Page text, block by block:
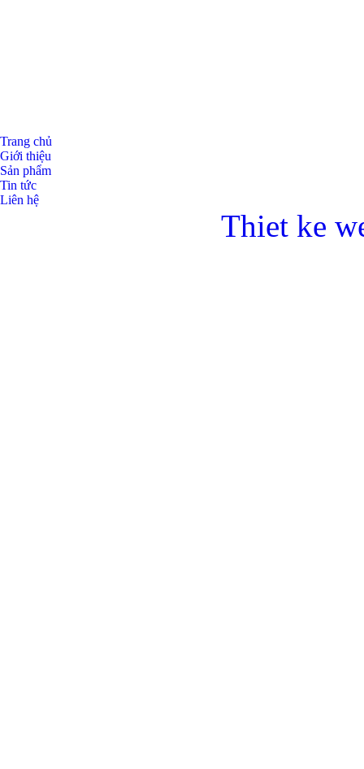
Trang chủ
Giới thiệu
Sản phẩm
Tin tức
Liên hệ
Thiet ke